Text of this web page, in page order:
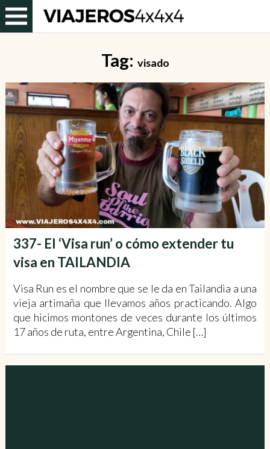
Tag: visado
337- El ‘Visa run’ o cómo extender tu
visa en TAILANDIA
Visa Run es el nombre que se le da en Tailandia a una
vieja artimaña que llevamos años practicando. Algo
que hicimos montones de veces durante los últimos
17 años de ruta, entre Argentina, Chile […]